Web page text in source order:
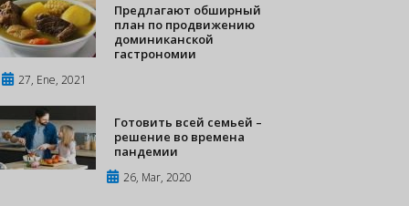
Предлагают обширный
план по продвижению
доминиканской
гастрономии
27, Ene, 2021
Готовить всей семьей –
решение во времена
пандемии
26, Mar, 2020